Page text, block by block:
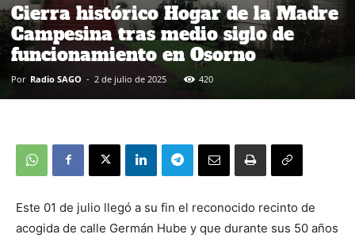
Cierra histórico Hogar de la Madre
Campesina tras medio siglo de
funcionamiento en Osorno
Por Radio SAGO - 2 de julio de 2025 420
Este 01 de julio llegó a su fin el reconocido recinto de
acogida de calle Germán Hube y que durante sus 50 años